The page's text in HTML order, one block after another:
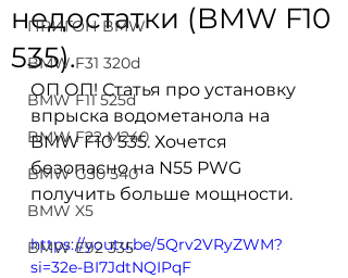
ПРИГОН BMW
BMW F31 320d
BMW F11 525d
BMW F22 M240
BMW G30 540
BMW X5
BMW E92 335
недостатки (BMW F10
535).
ОП ОП! Статья про установку
впрыска водометанола на
BMW F10 535. Хочется
безопасно на N55 PWG
получить больше мощности.
https://youtu.be/5Qrv2VRyZWM?
si=32e-BI7JdtNQIPqF